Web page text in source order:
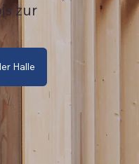
zur
Halle